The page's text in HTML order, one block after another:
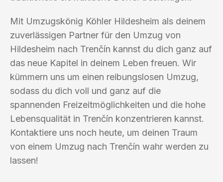
Mit Umzugskönig Köhler Hildesheim als deinem
zuverlässigen Partner für den Umzug von
Hildesheim nach Trenčín kannst du dich ganz auf
das neue Kapitel in deinem Leben freuen. Wir
kümmern uns um einen reibungslosen Umzug,
sodass du dich voll und ganz auf die
spannenden Freizeitmöglichkeiten und die hohe
Lebensqualität in Trenčín konzentrieren kannst.
Kontaktiere uns noch heute, um deinen Traum
von einem Umzug nach Trenčín wahr werden zu
lassen!